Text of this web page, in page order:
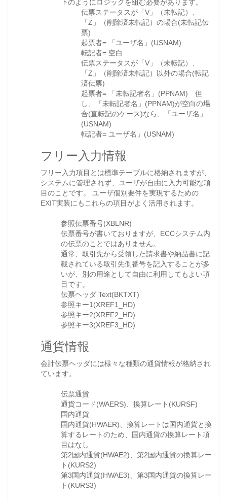
下のようにロジックを組む必要があります。
伝票ステータスが「V」（未転記）、
「Z」（削除済未転記）の場合(未転記伝
票)
起票者= 「ユーザ名」(USNAM)
転記者= 空白
伝票ステータスが「V」（未転記）、
「Z」（削除済未転記）以外の場合(転記
済伝票)
起票者= 「未転記者名」(PPNAM) 但
し、「未転記者名」(PPNAM)が空白の場
合(直転記のケース)なら、「ユーザ名」
(USNAM)
転記者= ユーザ名」(USNAM)
フリー入力情報
フリー入力項目とは標準テーブルに格納されますが、
システムに管理されず、ユーザが自由に入力可能な項
目のことです。 ユーザ個別要件を実現するための
EXIT実装にもこれらの項目がよく活用されます。
参照伝票番号(XBLNR)
伝票番号が書いておりますが、ECCシステム内
の伝票のことではありません。
通常、取引先から受領した請求書や納品書に記
載されている取引先側番号を記入することが多
いが、別の用途として自由に利用してもよい項
目です。
伝票ヘッダ Text(BKTXT)
参照キー1(XREF1_HD)
参照キー2(XREF2_HD)
参照キー3(XREF3_HD)
通貨情報
会計伝票ヘッダには様々な種類の通貨情報が格納され
ています。
伝票通貨
通貨コード(WAERS)、換算レート(KURSF)
国内通貨
国内通貨(HWAER)、換算レートは国内通貨と換
算するレートのため、国内通貨の換算レート項
目はなし
第2国内通貨(HWAE2)、第2国内通貨の換算レー
ト(KURS2)
第3国内通貨(HWAE3)、第3国内通貨の換算レー
ト(KURS3)